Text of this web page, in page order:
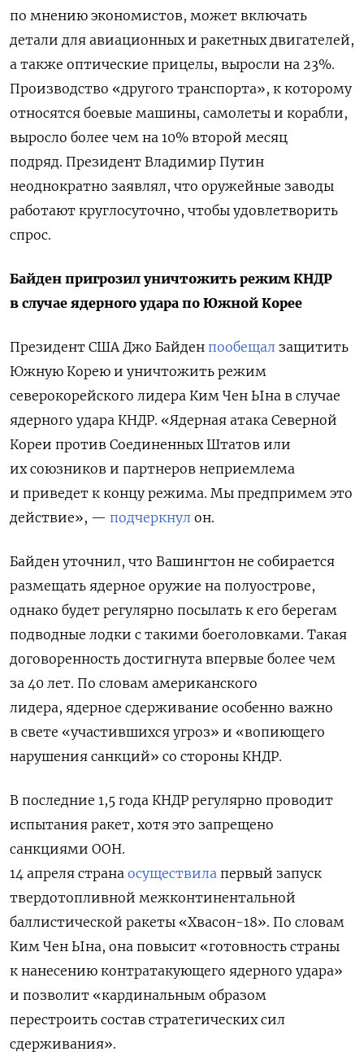
по мнению экономистов, может включать
детали для авиационных и ракетных двигателей,
а также оптические прицелы, выросли на 23%.
Производство «другого транспорта», к которому
относятся боевые машины, самолеты и корабли,
выросло более чем на 10% второй месяц
подряд. Президент Владимир Путин
неоднократно заявлял, что оружейные заводы
работают круглосуточно, чтобы удовлетворить
спрос.
Байден пригрозил уничтожить режим КНДР
в случае ядерного удара по Южной Корее
Президент США Джо Байден пообещал защитить
Южную Корею и уничтожить режим
северокорейского лидера Ким Чен Ына в случае
ядерного удара КНДР. «Ядерная атака Северной
Кореи против Соединенных Штатов или
их союзников и партнеров неприемлема
и приведет к концу режима. Мы предпримем это
действие», — подчеркнул он.
Байден уточнил, что Вашингтон не собирается
размещать ядерное оружие на полуострове,
однако будет регулярно посылать к его берегам
подводные лодки с такими боеголовками. Такая
договоренность достигнута впервые более чем
за 40 лет. По словам американского
лидера, ядерное сдерживание особенно важно
в свете «участившихся угроз» и «вопиющего
нарушения санкций» со стороны КНДР.
В последние 1,5 года КНДР регулярно проводит
испытания ракет, хотя это запрещено
санкциями ООН.
14 апреля страна осуществила первый запуск
твердотопливной межконтинентальной
баллистической ракеты «Хвасон-18». По словам
Ким Чен Ына, она повысит «готовность страны
к нанесению контратакующего ядерного удара»
и позволит «кардинальным образом
перестроить состав стратегических сил
сдерживания».